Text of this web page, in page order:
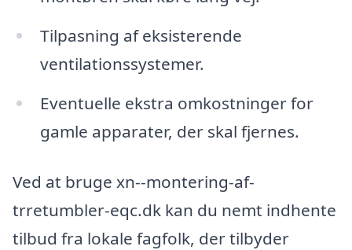
Tilpasning af eksisterende
ventilationssystemer.
Eventuelle ekstra omkostninger for
gamle apparater, der skal fjernes.
Ved at bruge xn--montering-af-
trretumbler-eqc.dk kan du nemt indhente
tilbud fra lokale fagfolk, der tilbyder